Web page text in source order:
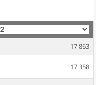
17 863
17 358